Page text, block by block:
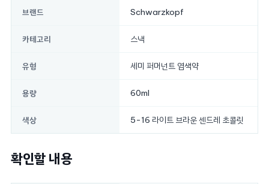
브랜드 Schwarzkopf
카테고리 스낵
유형 세미 퍼머넌트 염색약
용량 60ml
색상 5-16 라이트 브라운 센드레 초콜릿
확인할 내용